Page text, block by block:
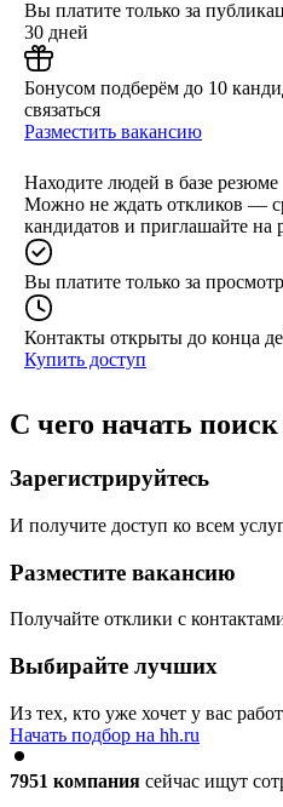
Вы платите только за
30 дней
Бонусом подберём до 10
связаться
Разместить вакансию
Находите людей в базе резюме
Можно не ждать откликов —
кандидатов и приглашайте на
Вы платите только за
Контакты открыты до конца
Купить доступ
С чего начать
Зарегистрируйтесь
И получите доступ ко всем
Разместите вакансию
Получайте отклики с
Выбирайте лучших
Из тех, кто уже хочет у вас
Начать подбор на hh.ru
7951 компания сейчас ищут